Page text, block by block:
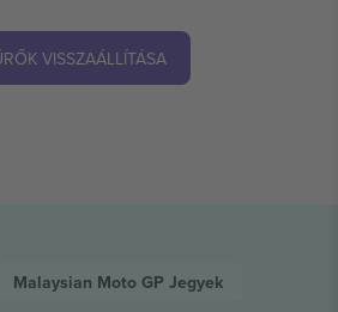
VISSZAÁLLÍTÁSA
Malaysian Moto GP Jegyek